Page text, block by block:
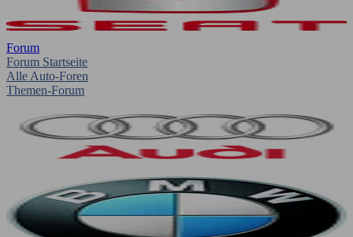
Forum
Forum Startseite
Alle Auto-Foren
Themen-Forum